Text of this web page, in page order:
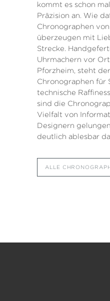
kommt es schon
Präzision an. Wie
Chronographen
überzeugen mit
Strecke.
Uhrmachern vor
Pforzheim, steht
Chronographen für
technische
sind die
Vielfalt von
Designern
deutlich ablesbar
ALLE